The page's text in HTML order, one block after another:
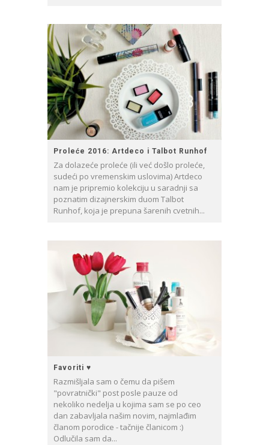
Proleće 2016: Artdeco i Talbot Runhof
Za dolazeće proleće (ili već došlo proleće,
sudeći po vremenskim uslovima) Artdeco
nam je pripremio kolekciju u saradnji sa
poznatim dizajnerskim duom Talbot
Runhof, koja je prepuna šarenih cvetnih...
Favoriti ♥
Razmišljala sam o čemu da pišem
"povratnički" post posle pauze od
nekoliko nedelja u kojima sam se po ceo
dan zabavljala našim novim, najmlađim
članom porodice - tačnije članicom :)
Odlučila sam da...